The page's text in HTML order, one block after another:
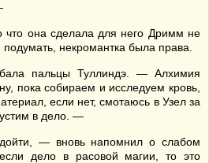
она сделала для него Дримм не
подумать, некромантка была права.
пальцы Туллиндэ. — Алхимия
пока собираем и исследуем кровь,
если нет, смотаюсь в Узел за
в дело. —
— вновь напомнил о слабом
дело в расовой магии, то это